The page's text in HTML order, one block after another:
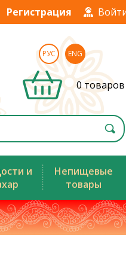
Регистрация
РУС ENG
0 товаров
и
Непищевые
товары